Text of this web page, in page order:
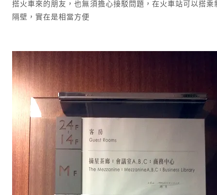
搭火車來的朋友，也無須擔心接駁問題，在火車站可以搭
隔壁，實在是相當方便